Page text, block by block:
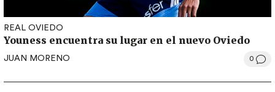
REAL OVIEDO
Youness encuentra su lugar en el nuevo Oviedo
JUAN MORENO 0